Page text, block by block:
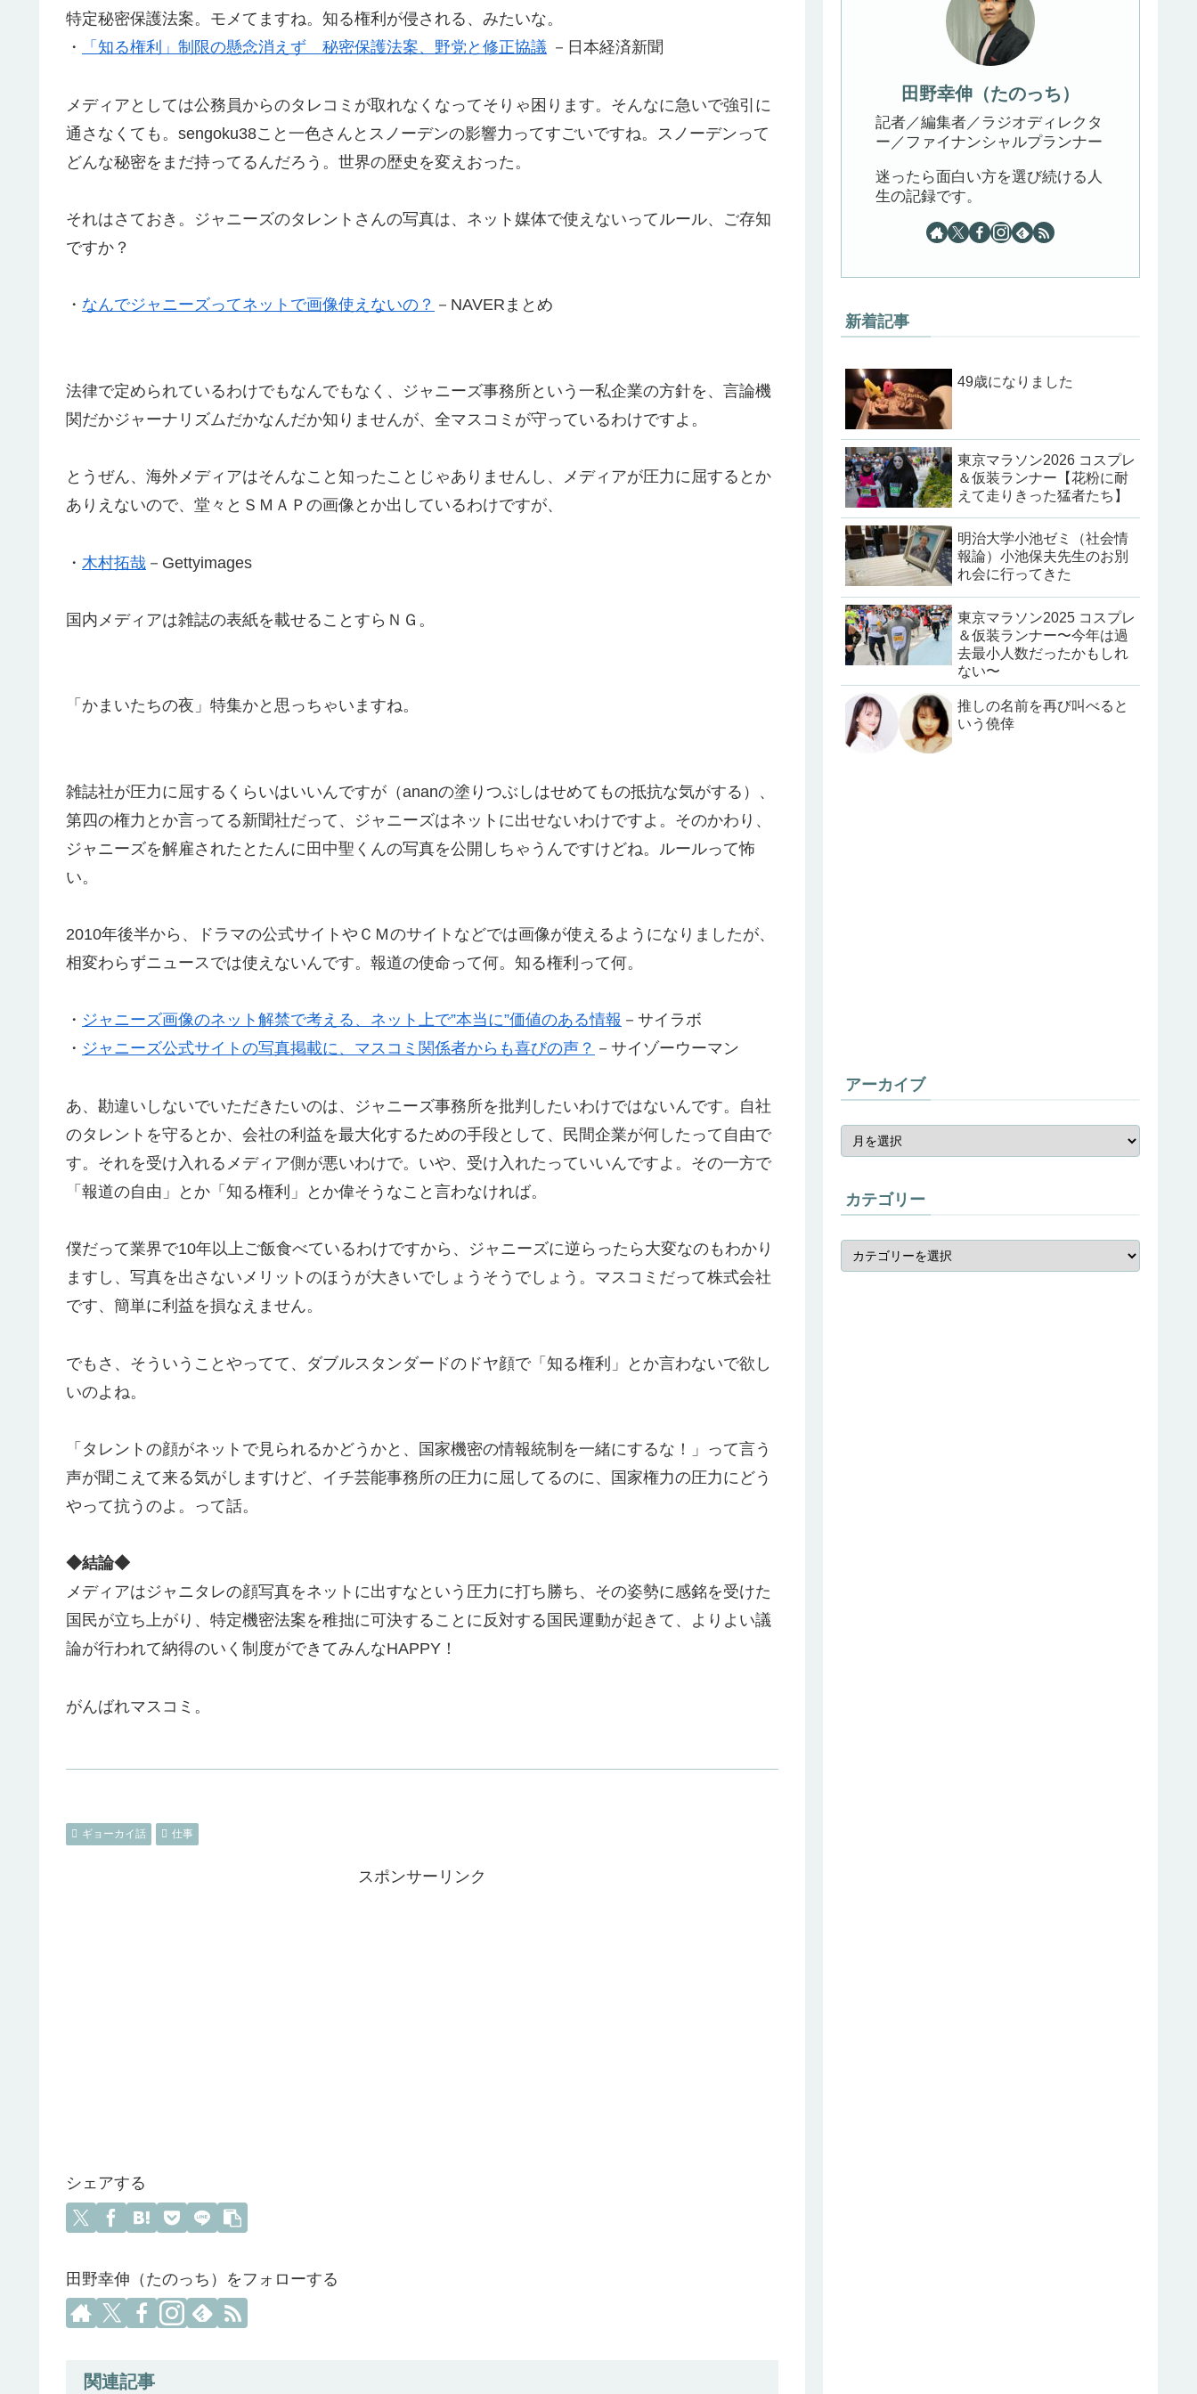
特定秘密保護法案。モメてますね。知る権利が侵される、みたいな。
・
「知る権利」制限の懸念消えず 秘密保護法案、野党と修正協議 －日本経済新聞
メディアとしては公務員からのタレコミが取れなくなってそりゃ困ります。そんなに急いで強引に
通さなくても。sengoku38こと一色さんとスノーデンの影響力ってすごいですね。スノーデンって
どんな秘密をまだ持ってるんだろう。世界の歴史を変えおった。
それはさておき。ジャニーズのタレントさんの写真は、ネット媒体で使えないってルール、ご存知
ですか？
・ なんでジャニーズってネットで画像使えないの？ －NAVERまとめ
法律で定められているわけでもなんでもなく、ジャニーズ事務所という一私企業の方針を、言論機
関だかジャーナリズムだかなんだか知りませんが、全マスコミが守っているわけですよ。
とうぜん、海外メディアはそんなこと知ったことじゃありませんし、メディアが圧力に屈するとか
ありえないので、堂々とＳＭＡＰの画像とか出しているわけですが、
・ 木村拓哉 －Gettyimages
国内メディアは雑誌の表紙を載せることすらＮＧ。
「かまいたちの夜」特集かと思っちゃいますね。
雑誌社が圧力に屈するくらいはいいんですが（ananの塗りつぶしはせめてもの抵抗な気がする）、
第四の権力とか言ってる新聞社だって、ジャニーズはネットに出せないわけですよ。そのかわり、
ジャニーズを解雇されたとたんに田中聖くんの写真を公開しちゃうんですけどね。ルールって怖
い。
2010年後半から、ドラマの公式サイトやＣＭのサイトなどでは画像が使えるようになりましたが、
相変わらずニュースでは使えないんです。報道の使命って何。知る権利って何。
・ ジャニーズ画像のネット解禁で考える、ネット上で”本当に”価値のある情報 －サイラボ
・ ジャニーズ公式サイトの写真掲載に、マスコミ関係者からも喜びの声？ －サイゾーウーマン
あ、勘違いしないでいただきたいのは、ジャニーズ事務所を批判したいわけではないんです。自社
のタレントを守るとか、会社の利益を最大化するための手段として、民間企業が何したって自由で
す。それを受け入れるメディア側が悪いわけで。いや、受け入れたっていいんですよ。その一方で
「報道の自由」とか「知る権利」とか偉そうなこと言わなければ。
僕だって業界で10年以上ご飯食べているわけですから、ジャニーズに逆らったら大変なのもわかり
ますし、写真を出さないメリットのほうが大きいでしょうそうでしょう。マスコミだって株式会社
です、簡単に利益を損なえません。
でもさ、そういうことやってて、ダブルスタンダードのドヤ顔で「知る権利」とか言わないで欲し
いのよね。
「タレントの顔がネットで見られるかどうかと、国家機密の情報統制を一緒にするな！」って言う
声が聞こえて来る気がしますけど、イチ芸能事務所の圧力に屈してるのに、国家権力の圧力にどう
やって抗うのよ。って話。
◆結論◆
メディアはジャニタレの顔写真をネットに出すなという圧力に打ち勝ち、その姿勢に感銘を受けた
国民が立ち上がり、特定機密法案を稚拙に可決することに反対する国民運動が起きて、よりよい議
論が行われて納得のいく制度ができてみんなHAPPY！
がんばれマスコミ。
ギョーカイ話 仕事
スポンサーリンク
シェアする
田野幸伸（たのっち）をフォローする
関連記事
田野幸伸（たのっち）
記者／編集者／ラジオディレクタ
ー／ファイナンシャルプランナー
迷ったら面白い方を選び続ける人
生の記録です。
新着記事
49歳になりました
東京マラソン2026 コスプレ
＆仮装ランナー【花粉に耐
えて走りきった猛者たち】
明治大学小池ゼミ（社会情
報論）小池保夫先生のお別
れ会に行ってきた
東京マラソン2025 コスプレ
＆仮装ランナー〜今年は過
去最小人数だったかもしれ
ない〜
推しの名前を再び叫べると
いう僥倖
アーカイブ
カテゴリー